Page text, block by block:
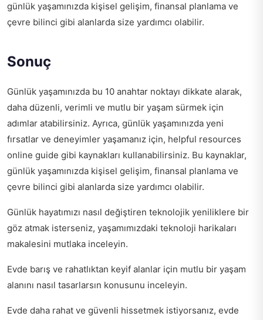
günlük yaşamınızda kişisel gelişim, finansal planlama ve
çevre bilinci gibi alanlarda size yardımcı olabilir.
Sonuç
Günlük yaşamınızda bu 10 anahtar noktayı dikkate alarak,
daha düzenli, verimli ve mutlu bir yaşam sürmek için
adımlar atabilirsiniz. Ayrıca, günlük yaşamınızda yeni
fırsatlar ve deneyimler yaşamanız için, helpful resources
online guide gibi kaynakları kullanabilirsiniz. Bu kaynaklar,
günlük yaşamınızda kişisel gelişim, finansal planlama ve
çevre bilinci gibi alanlarda size yardımcı olabilir.
Günlük hayatımızı nasıl değiştiren teknolojik yeniliklere bir
göz atmak isterseniz, yaşamımızdaki teknoloji harikaları
makalesini mutlaka inceleyin.
Evde barış ve rahatlıktan keyif alanlar için mutlu bir yaşam
alanını nasıl tasarlarsın konusunu inceleyin.
Evde daha rahat ve güvenli hissetmek istiyorsanız, evde